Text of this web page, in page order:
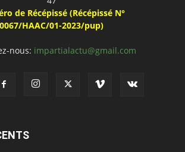
de Récépissé (Récépissé N°
0067/HAAC/01-2023/pup)
nous: impartialactu@gmail.com